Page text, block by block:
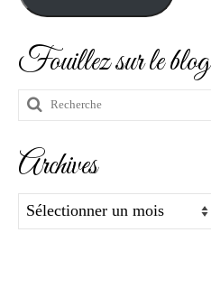
ici
Fouillez sur le blog
Rechercher
Archives
Archives